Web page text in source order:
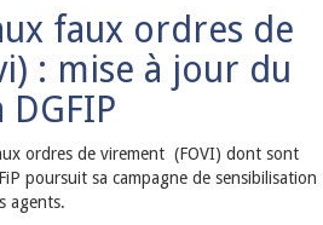
faux ordres de
: mise à jour du
ordres de virement (FOVI) dont sont
poursuit sa campagne de sensibilisation
agents.